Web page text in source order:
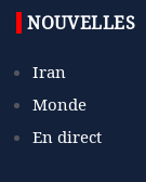
NOUVELLES
Iran
Monde
En direct